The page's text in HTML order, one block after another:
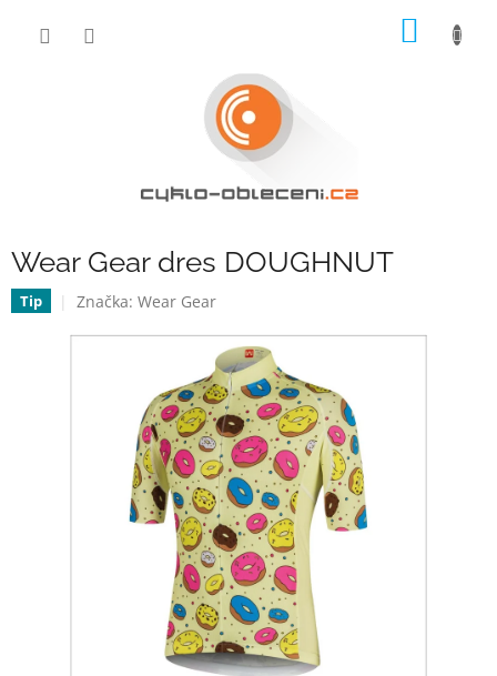
Wear Gear dres DOUGHNUT
Tip Značka: Wear Gear